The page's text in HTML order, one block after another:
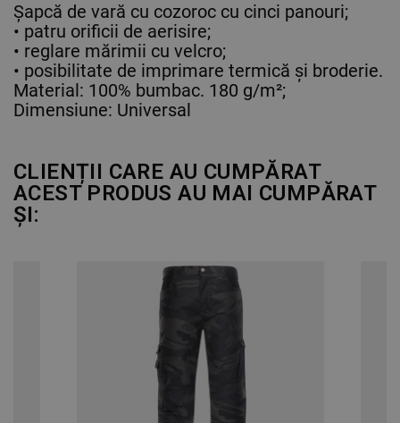
Șapcă de vară cu cozoroc cu cinci panouri;
• patru orificii de aerisire;
• reglare mărimii cu velcro;
• posibilitate de imprimare termică și broderie.
Material: 100% bumbac. 180 g/m²;
Dimensiune: Universal
CLIENȚII CARE AU CUMPĂRAT
ACEST PRODUS AU MAI CUMPĂRAT
ȘI: